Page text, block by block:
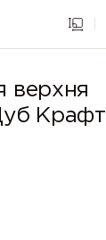
верхня
Крафт